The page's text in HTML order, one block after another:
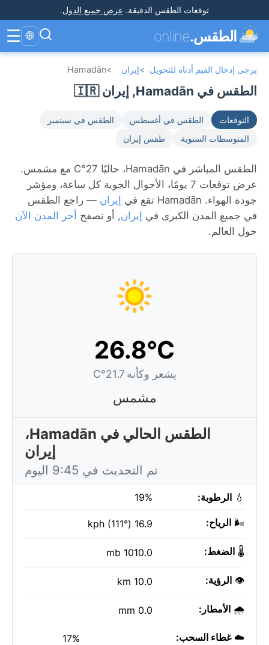
توقعات الطقس الدقيقة. عرض جميع الدول.
الطقس.online
🌐
☰
يرجى إدخال القيم أدناه للتحويل >إيران >
Hamadān
الطقس في Hamadān, إيران 🇮🇷
التوقعات الطقس في أغسطس
الطقس في سبتمبر
المتوسطات السنوية
طقس إيران
الطقس المباشر في Hamadān، حاليًا 27°C مع مشمس.
عرض توقعات 7 يومًا، الأحوال الجوية كل ساعة، ومؤشر
جودة الهواء. Hamadān تقع في
إيران — راجع الطقس
في جميع المدن الكبرى في إيران, أو تصفح أحر المدن الآن
حول العالم.
26.8°C
يشعر وكأنه 21.7°C
مشمس
الطقس الحالي في Hamadān،
إيران
تم التحديث في 9:45 اليوم
💧 الرطوبة: 19%
🌬️ الرياح: 16.9 kph (111°)
🌡️ الضغط: 1010.0 mb
👁️ الرؤية: 10.0 km
🌧️ الأمطار: 0.0 mm
☁️غطاء السحب: 17%